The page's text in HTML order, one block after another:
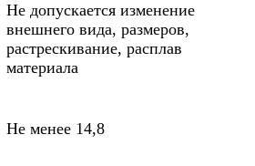
Не допускается изменение
внешнего вида, размеров,
растрескивание, расплав
материала
Не менее 14,8